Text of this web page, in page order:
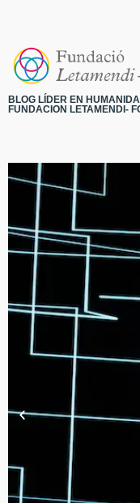
BLOG LÍDER EN
FUNDACION LETAMENDI-